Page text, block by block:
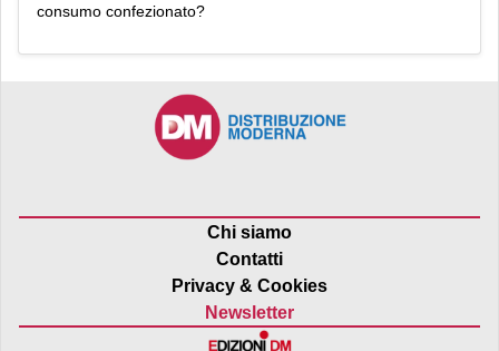
consumo confezionato?
Chi siamo
Contatti
Privacy & Cookies
Newsletter